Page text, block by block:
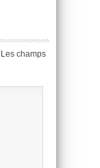
Les champs